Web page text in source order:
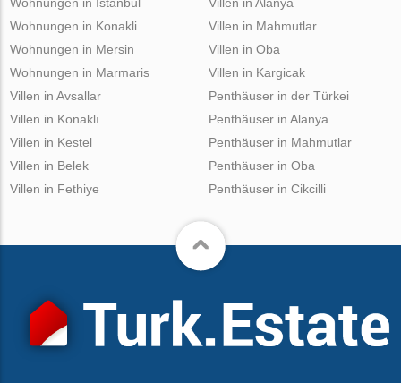
Wohnungen in Konakli
Wohnungen in Mersin
Wohnungen in Marmaris
Villen in Mahmutlar
Villen in Oba
Villen in Kargicak
Villen in Avsallar
Villen in Konaklı
Villen in Kestel
Villen in Belek
Villen in Fethiye
Penthäuser in der Türkei
Penthäuser in Alanya
Penthäuser in Mahmutlar
Penthäuser in Oba
Penthäuser in Cikcilli